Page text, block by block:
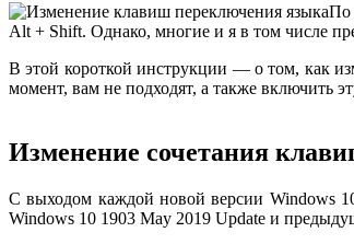
По
Alt + Shift. Однако, многие и я в том числе
В этой короткой инструкции — о том, как
момент, вам не подходят, а также включить
Изменение сочетания
С выходом каждой новой версии Windows
Windows 10 1903 May 2019 Update и